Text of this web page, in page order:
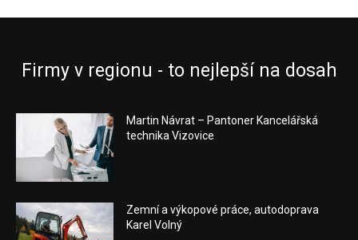
Firmy v regionu - to nejlepší na dosah
Martin Návrat – Pantoner Kancelářská
technika Vizovice
Zemní a výkopové práce, autodoprava
Karel Volný